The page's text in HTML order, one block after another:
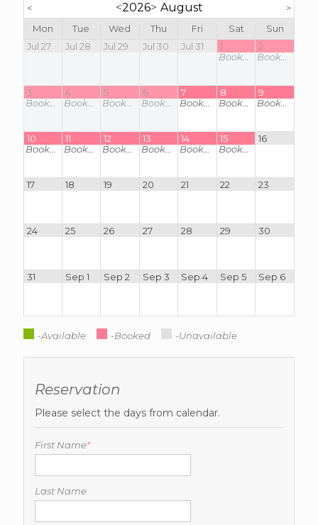
< <2026> August
>
Mon
Tue Wed Thu Fri Sat
Sun
Jul 27
Jul 28 Jul 29 Jul 30 Jul 31
1
Booked
2
3
4
Booked
5
6
Booked
7
8
Booked
9
10
11
Booked
12
13
Booked
14
15
Booked
16
17 18 19 20 21 22 23
24 25 26 27 28 29 30
31 Sep 1 Sep 2 Sep 3 Sep 4 Sep 5 Sep 6
-Available -Booked -Unavailable
Reservation
Please select the days from calendar.
First Name*
Last Name